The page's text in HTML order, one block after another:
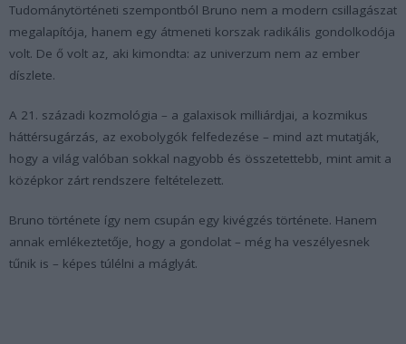
Tudománytörténeti szempontból Bruno nem a modern csillagászat
megalapítója, hanem egy átmeneti korszak radikális gondolkodója
volt. De ő volt az, aki kimondta: az univerzum nem az ember
díszlete.
A 21. századi kozmológia – a galaxisok milliárdjai, a kozmikus
háttérsugárzás, az exobolygók felfedezése – mind azt mutatják,
hogy a világ valóban sokkal nagyobb és összetettebb, mint amit a
középkor zárt rendszere feltételezett.
Bruno története így nem csupán egy kivégzés története. Hanem
annak emlékeztetője, hogy a gondolat – még ha veszélyesnek
tűnik is – képes túlélni a máglyát.